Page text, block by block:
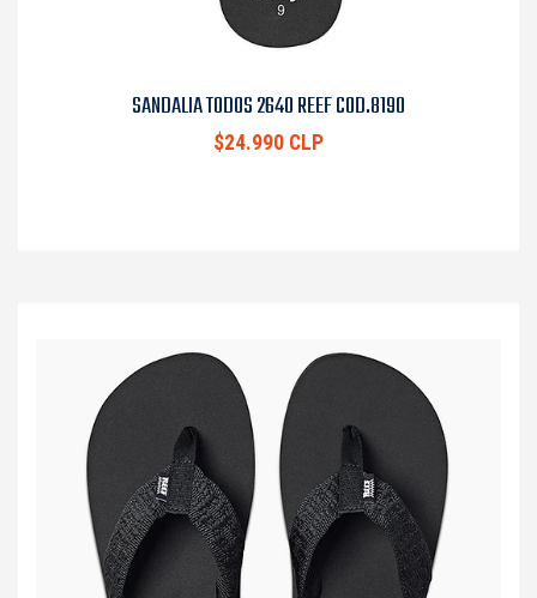
SANDALIA TODOS 2640 REEF COD.8190
$24.990 CLP